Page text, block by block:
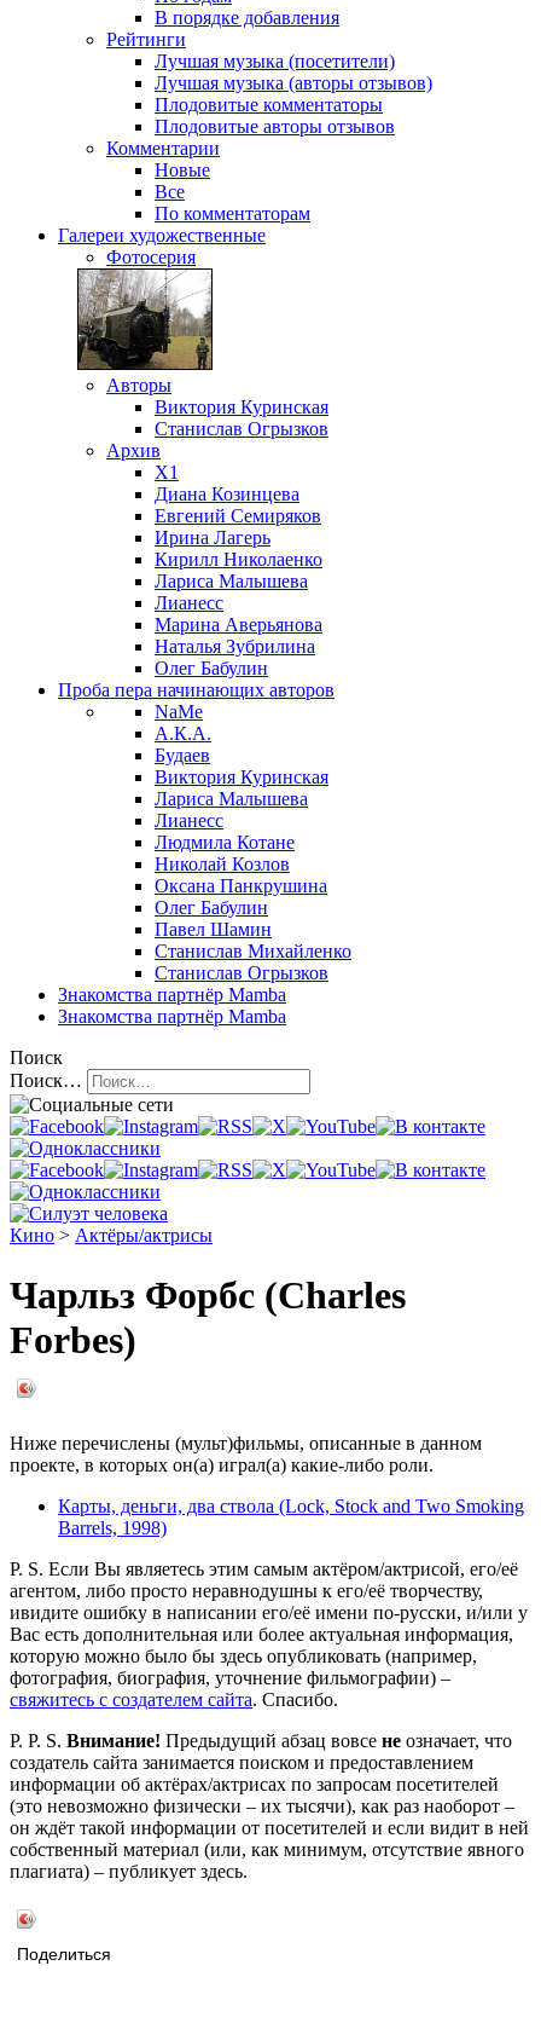
В порядке добавления
Рейтинги
Лучшая музыка (посетители)
Лучшая музыка (авторы отзывов)
Плодовитые комментаторы
Плодовитые авторы отзывов
Комментарии
Новые
Все
По комментаторам
Галереи художественные
Фотосерия
Авторы
Виктория Куринская
Станислав Огрызков
Архив
X1
Диана Козинцева
Евгений Семиряков
Ирина Лагерь
Кирилл Николаенко
Лариса Малышева
Лианесс
Марина Аверьянова
Наталья Зубрилина
Олег Бабулин
Проба пера начинающих авторов
NaMe
А.К.А.
Будаев
Виктория Куринская
Лариса Малышева
Лианесс
Людмила Котане
Николай Козлов
Оксана Панкрушина
Олег Бабулин
Павел Шамин
Станислав Михайленко
Станислав Огрызков
Знакомства партнёр Mamba
Знакомства партнёр Mamba
Поиск
Поиск…
Кино > Актёры/актрисы
Чарльз Форбс (Charles
Forbes)
Ниже перечислены (мульт)фильмы, описанные в данном
проекте, в которых он(а) играл(а) какие-либо роли.
Карты, деньги, два ствола (Lock, Stock and Two Smoking
Barrels, 1998)
P. S. Если Вы являетесь этим самым актёром/актрисой, его/её
агентом, либо просто неравнодушны к его/её творчеству,
ивидите ошибку в написании его/её имени по-русски, и/или у
Вас есть дополнительная или более актуальная информация,
которую можно было бы здесь опубликовать (например,
фотография, биография, уточнение фильмографии) –
свяжитесь с создателем сайта. Спасибо.
P. P. S. Внимание! Предыдущий абзац вовсе не означает, что
создатель сайта занимается поиском и предоставлением
информации об актёрах/актрисах по запросам посетителей
(это невозможно физически – их тысячи), как раз наоборот –
он ждёт такой информации от посетителей и если видит в ней
собственный материал (или, как минимум, отсутствие явного
плагиата) – публикует здесь.
Поделиться